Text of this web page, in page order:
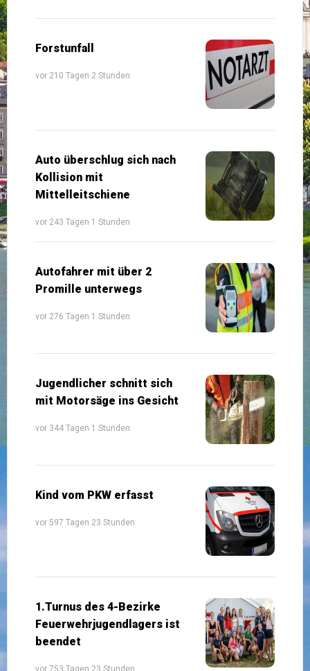
Forstunfall
vor 210 Tagen 2 Stunden
Auto überschlug sich nach
Kollision mit
Mittelleitschiene
vor 243 Tagen 1 Stunden
Autofahrer mit über 2
Promille unterwegs
vor 276 Tagen 1 Stunden
Jugendlicher schnitt sich
mit Motorsäge ins Gesicht
vor 344 Tagen 1 Stunden
Kind vom PKW erfasst
vor 597 Tagen 23 Stunden
1.Turnus des 4-Bezirke
Feuerwehrjugendlagers ist
beendet
vor 753 Tagen 23 Stunden